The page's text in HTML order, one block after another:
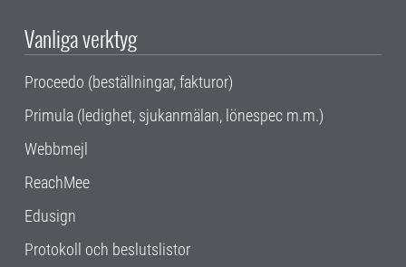
Vanliga verktyg
Proceedo (beställningar, fakturor)
Primula (ledighet, sjukanmälan, lönespec m.m.)
Webbmejl
ReachMee
Edusign
Protokoll och beslutslistor